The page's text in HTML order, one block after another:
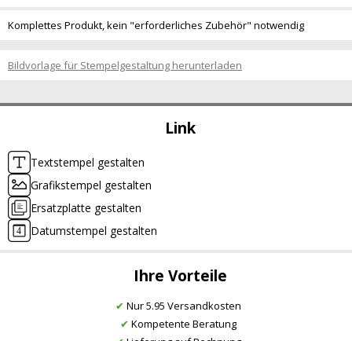
Link
Textstempel gestalten
Grafikstempel gestalten
Ersatzplatte gestalten
Datumstempel gestalten
Ihre Vorteile
✔ Nur 5.95 Versandkosten
✔ Kompetente Beratung
Komplettes Produkt, kein "erforderliches Zubehör" notwendig
Bildvorlage für Stempelgestaltung herunterladen